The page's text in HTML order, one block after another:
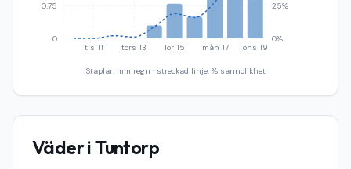
tis 11 tors 13 lör 15 mån 17 ons 19
0
0.75
0%
25%
Staplar: mm regn · streckad linje: % sannolikhet
Väder iTuntorp